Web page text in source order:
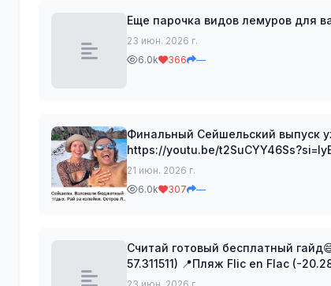
23 июн. 2026 г.
6.0k
366 —
Финальный Сейшельский выпуск
https://youtu.be/t2SuCYY46Ss?si=lyEKd4kzieqilkiZ Ла-Диг - тот
этом выпуске вы узнаете, удалось
21 июн. 2026 г.
6.0k
307 —
Считай готовый бесплатный гайд😄: Топ мест на Маврикии: 📍Пляж Le Morn (-
57.311511) 📍Пляж Flic en Flac (-
(-20.034802, 57.544186